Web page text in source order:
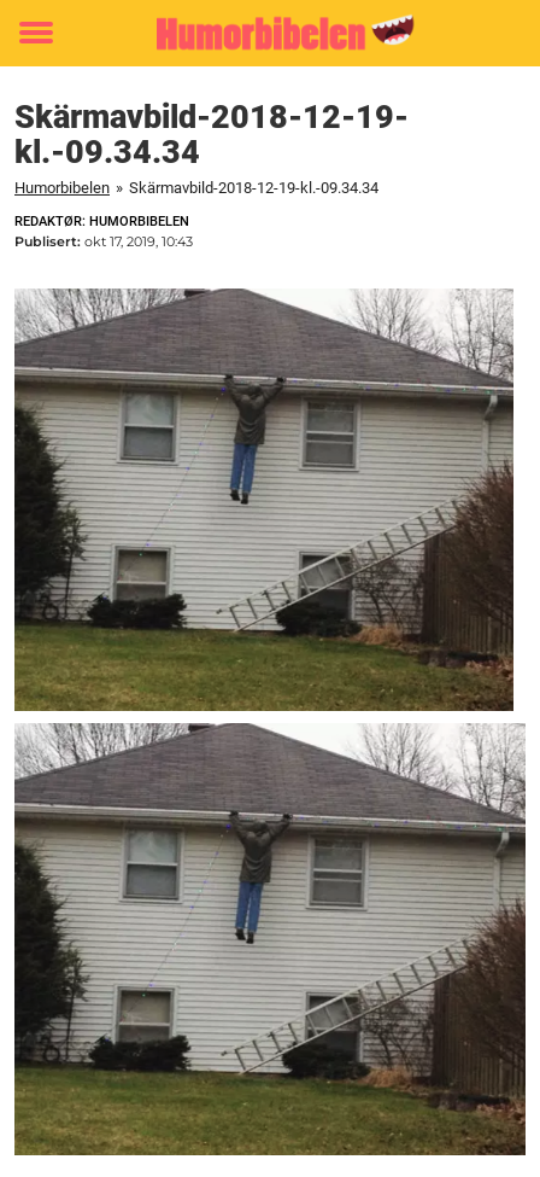
Toggle
Skärmavbild-2018-12-19-
kl.-09.34.34
Humorbibelen » Skärmavbild-2018-12-19-kl.-09.34.34
REDAKTØR: HUMORBIBELEN
Publisert: okt 17, 2019, 10:43